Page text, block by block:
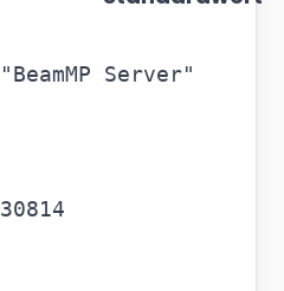
"BeamMP Server"
30814